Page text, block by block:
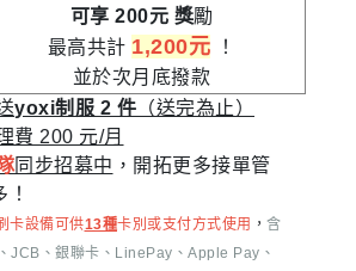
可享 200元 獎勵
最高共計 1,200元 ！
並於次月底撥款
yoxi制服 2 件 （送完為止）
費 200 元/月
同步招募中 ，開拓更多接單管
卡設備可供13種卡別或支付方式使用 ， 含
JCB、銀聯卡、LinePay、Apple Pay、